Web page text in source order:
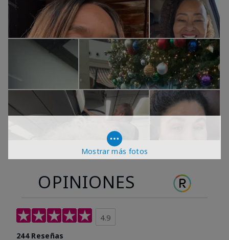
Mostrar más fotos
OPINIONES
4.9
244 Reseñas